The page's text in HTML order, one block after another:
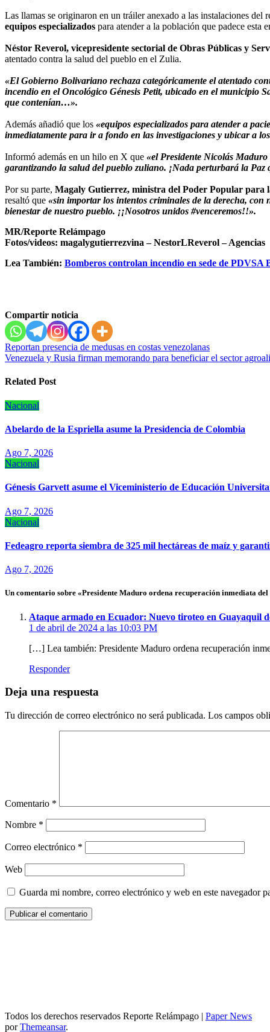
Las llamas se originaron en un tráiler anexado a las instalaciones del
equipos especializados para atender a la población que padece esta
Néstor Reverol, vicepresidente sectorial de Obras Públicas y
atentado contra la salud del pueblo en el Zulia.
«El Gobierno Bolivariano rechaza categóricamente el atentado
incendio en el Oncológico Génesis Petit, ubicado en el municipio
que contenían…».
Además añadió que los «equipos especializados para atender a
inmediatamente para ir a fondo en las investigaciones y ubicar a
Informó además en un hilo en X que «el Presidente Nicolás
garantizando la salud del pueblo zuliano. ¡Nada perturbará la Paz
Por su parte, Magaly Gutierrez, ministra del Poder Popular para
resaltó que «sin importar los intentos criminales de la derecha, con
bienestar de nuestro pueblo. ¡¡Nosotros unidos #venceremos!!».
MR/Reporte Relámpago
Fotos/videos: magalygutierrezvina – NestorLReverol – Agencias
Lea También: Bomberos controlan incendio en sede de PDVSA
Compartir noticia
Navegación
de
entradas
Reportan presencia de medusas en costas venezolanas
Venezuela y Rusia firman memorando para beneficiar el sector
Related Post
Nacional
Abelardo de la Espriella asume la Presidencia de Colombia
Ago 7, 2026
Nacional
Génesis Garvett asume el Viceministerio de Educación
Ago 7, 2026
Nacional
Fedeagro reporta siembra de 325 mil hectáreas de maíz y
Ago 7, 2026
Un comentario sobre «Presidente Maduro ordena recuperación inmediata
Ataque armado en Ecuador: Nuevo tiroteo en Guayaquil
1 de abril de 2024 a las 10:03 PM
[…] Lea también: Presidente Maduro ordena recuperación
Responder
Deja una respuesta
Tu dirección de correo electrónico no será publicada. Los campos
Comentario *
Nombre *
Correo electrónico *
Web
Guarda mi nombre, correo electrónico y web en este navegador
Todos los derechos reservados Reporte Relámpago | Paper News
porThemeansar.